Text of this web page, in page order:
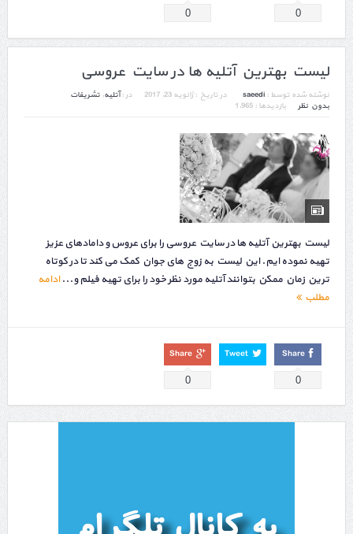
0
0
لیست بهترین آتلیه ها در سایت عروسی
نوشته شده توسط : saeedi در تاریخ :ژانویه 23, 2017 در :آتلیه, تشریفات
بدون نظر
بازدیدها : 1,965
لیست بهترین آتلیه ها در سایت عروسی را برای عروس و دامادهای عزیز
تهیه نموده ایم. این لیست به زوج های جوان کمک می کند تا در کوتاه
ترین زمان ممکن بتوانند آتلیه مورد نظر خود را برای تهیه فیلم و...ادامه
مطلب
Share
0
Tweet
Share
0